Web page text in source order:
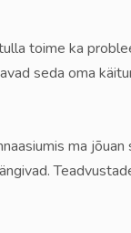
toime ka
seda oma
ma